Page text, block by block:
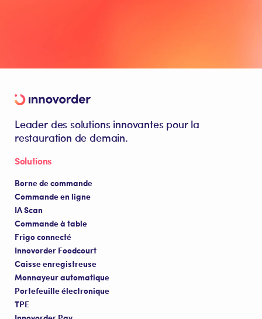
Leader des solutions innovantes pour la
restauration de demain.
Solutions
Borne de commande
Commande en ligne
IA Scan
Commande à table
Frigo connecté
Innovorder Foodcourt
Caisse enregistreuse
Monnayeur automatique
Portefeuille électronique
TPE